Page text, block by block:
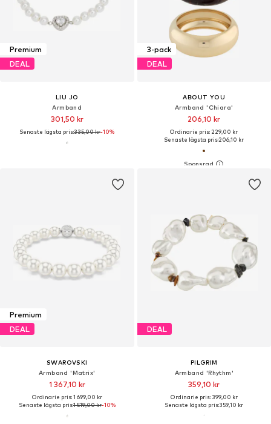
Premium
DEAL
LIU JO
Armband
301,50 kr
Senaste lägsta pris:335,00 kr-10%
3-pack
DEAL
ABOUT YOU
Armband 'Chiara'
206,10 kr
Ordinarie pris: 229,00 kr
Senaste lägsta pris:206,10 kr
Premium
DEAL
SWAROVSKI
Armband 'Matrix'
1 367,10 kr
Ordinarie pris: 1 699,00 kr
Senaste lägsta pris:1 519,00 kr-10%
DEAL
PILGRIM
Armband 'Rhythm'
359,10 kr
Ordinarie pris: 399,00 kr
Senaste lägsta pris:359,10 kr